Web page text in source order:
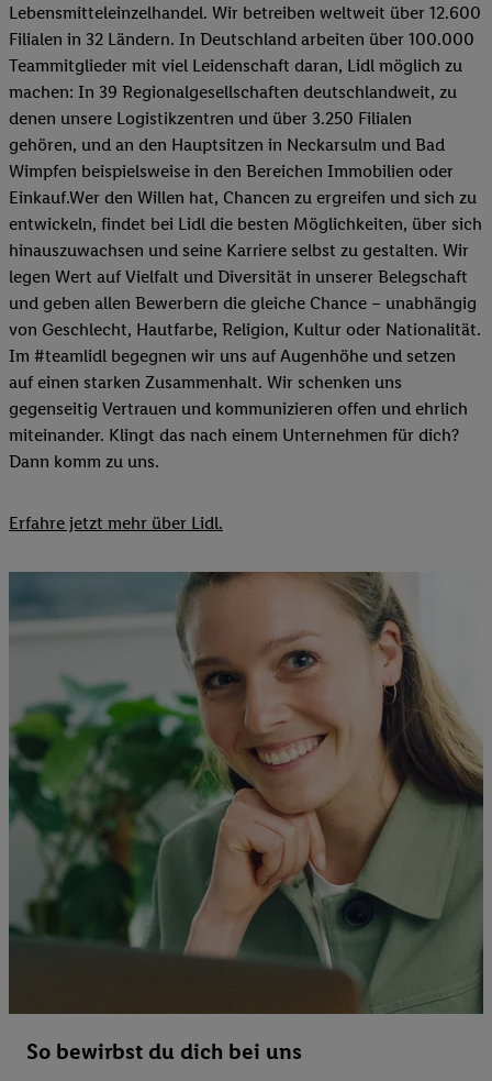
Lebensmitteleinzelhandel. Wir betreiben weltweit über 12.600
Filialen in 32 Ländern. In Deutschland arbeiten über 100.000
Teammitglieder mit viel Leidenschaft daran, Lidl möglich zu
machen: In 39 Regionalgesellschaften deutschlandweit, zu
denen unsere Logistikzentren und über 3.250 Filialen
gehören, und an den Hauptsitzen in Neckarsulm und Bad
Wimpfen beispielsweise in den Bereichen Immobilien oder
Einkauf.Wer den Willen hat, Chancen zu ergreifen und sich zu
entwickeln, findet bei Lidl die besten Möglichkeiten, über sich
hinauszuwachsen und seine Karriere selbst zu gestalten. Wir
legen Wert auf Vielfalt und Diversität in unserer Belegschaft
und geben allen Bewerbern die gleiche Chance – unabhängig
von Geschlecht, Hautfarbe, Religion, Kultur oder Nationalität.
Im #teamlidl begegnen wir uns auf Augenhöhe und setzen
auf einen starken Zusammenhalt. Wir schenken uns
gegenseitig Vertrauen und kommunizieren offen und ehrlich
miteinander. Klingt das nach einem Unternehmen für dich?
Dann komm zu uns.​
Erfahre jetzt mehr über Lidl.
So bewirbst du dich bei uns